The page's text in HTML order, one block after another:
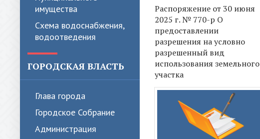
имущества
Схема водоснабжения,
водоотведения
ГОРОДСКАЯ ВЛАСТЬ
Глава города
Городское Собрание
Администрация
Распоряжение от 30 июня
2025 г. № 770-р О
предоставлении
разрешения на условно
разрешенный вид
использования земельного
участка